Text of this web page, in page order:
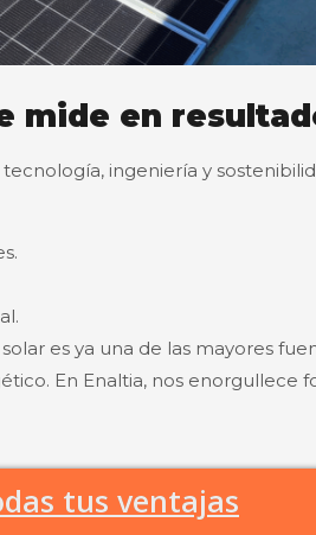
mide en
ingeniería y
es ya una de las mayores
En Enaltia, nos enorgullece
tus ventajas